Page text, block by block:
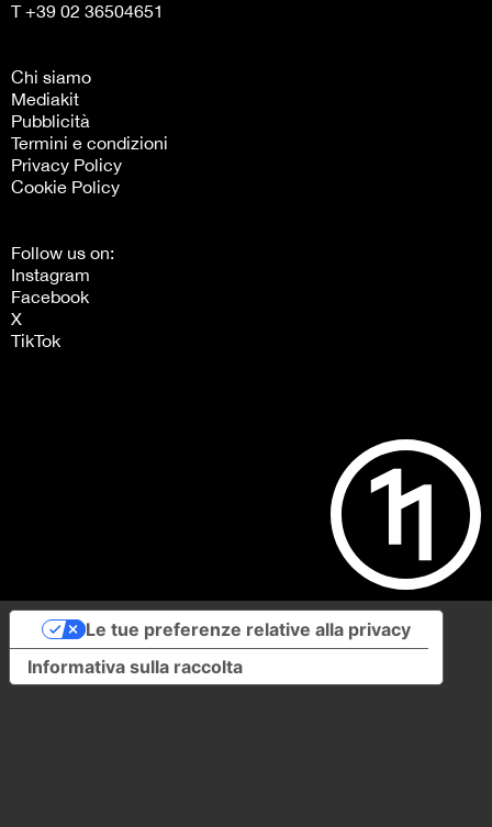
T +39 02 36504651
Chi siamo
Mediakit
Pubblicità
Termini e condizioni
Privacy Policy
Cookie Policy
Follow us on:
Instagram
Facebook
X
TikTok
Informativa sulla raccolta
Le tue preferenze relative alla privacy